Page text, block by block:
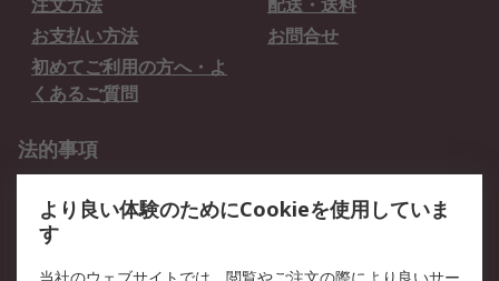
注文方法
配送・送料
お支払い方法
お問合せ
初めてご利用の方へ・よ
くあるご質問
法的事項
クッキーポリシー
より良い体験のためにCookieを使用していま
す